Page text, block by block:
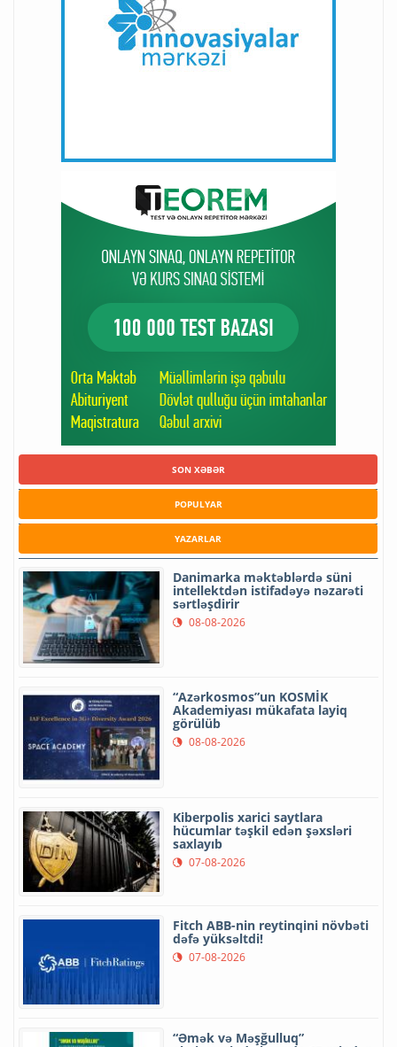
SON XƏBƏR
POPULYAR
YAZARLAR
Danimarka məktəblərdə süni
intellektdən istifadəyə nəzarəti
sərtləşdirir
08-08-2026
“Azərkosmos”un KOSMİK
Akademiyası mükafata layiq
görülüb
08-08-2026
Kiberpolis xarici saytlara
hücumlar təşkil edən şəxsləri
saxlayıb
07-08-2026
Fitch ABB-nin reytinqini növbəti
dəfə yüksəltdi!
07-08-2026
“Əmək və Məşğulluq”